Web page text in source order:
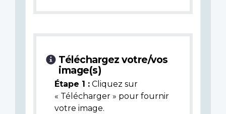
Téléchargez votre/vos
image(s)
Étape 1 : Cliquez sur
« Télécharger » pour fournir
votre image.